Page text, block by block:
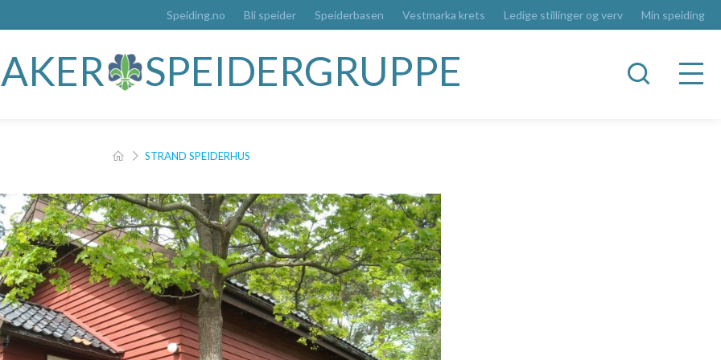
Speiding.no Bli speider Speiderbasen Vestmarka krets Ledige stillinger og verv Min speiding
SPEIDERGRUPPE
STRAND SPEIDERHUS